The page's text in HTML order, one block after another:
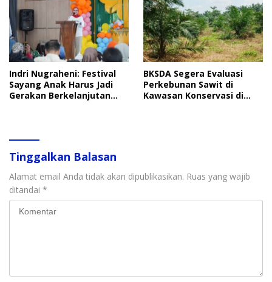
Indri Nugraheni: Festival
Sayang Anak Harus Jadi
Gerakan Berkelanjutan
BKSDA Segera Evaluasi
Perkebunan Sawit di
Kawasan Konservasi di
Tinggalkan Balasan
Alamat email Anda tidak akan dipublikasikan. Ruas yang wajib
ditandai *